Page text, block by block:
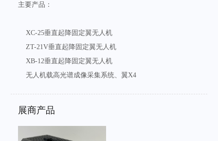
主要产品：
XC-25垂直起降固定翼无人机
ZT-21V垂直起降固定翼无人机
XB-12垂直起降固定翼无人机
无人机载高光谱成像采集系统、翼X4
展商产品